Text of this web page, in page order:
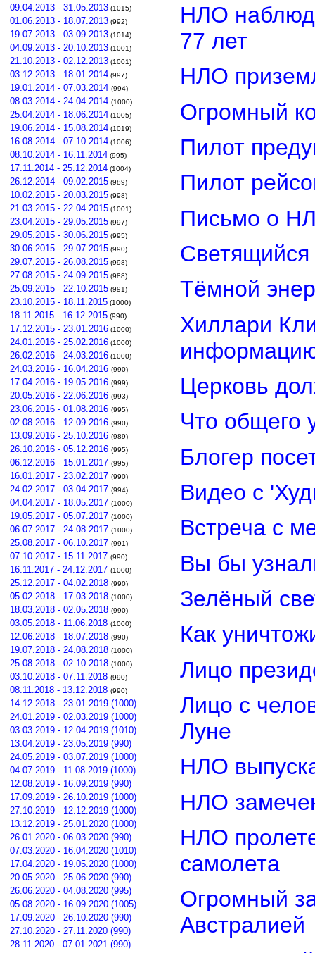
09.04.2013 - 31.05.2013 (1015)
01.06.2013 - 18.07.2013 (992)
19.07.2013 - 03.09.2013 (1014)
04.09.2013 - 20.10.2013 (1001)
21.10.2013 - 02.12.2013 (1001)
03.12.2013 - 18.01.2014 (997)
19.01.2014 - 07.03.2014 (994)
08.03.2014 - 24.04.2014 (1000)
25.04.2014 - 18.06.2014 (1005)
19.06.2014 - 15.08.2014 (1019)
16.08.2014 - 07.10.2014 (1006)
08.10.2014 - 16.11.2014 (995)
17.11.2014 - 25.12.2014 (1004)
26.12.2014 - 09.02.2015 (989)
10.02.2015 - 20.03.2015 (998)
21.03.2015 - 22.04.2015 (1001)
23.04.2015 - 29.05.2015 (997)
29.05.2015 - 30.06.2015 (995)
30.06.2015 - 29.07.2015 (990)
29.07.2015 - 26.08.2015 (998)
27.08.2015 - 24.09.2015 (988)
25.09.2015 - 22.10.2015 (991)
23.10.2015 - 18.11.2015 (1000)
18.11.2015 - 16.12.2015 (990)
17.12.2015 - 23.01.2016 (1000)
24.01.2016 - 25.02.2016 (1000)
26.02.2016 - 24.03.2016 (1000)
24.03.2016 - 16.04.2016 (990)
17.04.2016 - 19.05.2016 (999)
20.05.2016 - 22.06.2016 (993)
23.06.2016 - 01.08.2016 (995)
02.08.2016 - 12.09.2016 (990)
13.09.2016 - 25.10.2016 (989)
26.10.2016 - 05.12.2016 (995)
06.12.2016 - 15.01.2017 (995)
16.01.2017 - 23.02.2017 (990)
24.02.2017 - 03.04.2017 (994)
04.04.2017 - 18.05.2017 (1000)
19.05.2017 - 05.07.2017 (1000)
06.07.2017 - 24.08.2017 (1000)
25.08.2017 - 06.10.2017 (991)
07.10.2017 - 15.11.2017 (990)
16.11.2017 - 24.12.2017 (1000)
25.12.2017 - 04.02.2018 (990)
05.02.2018 - 17.03.2018 (1000)
18.03.2018 - 02.05.2018 (990)
03.05.2018 - 11.06.2018 (1000)
12.06.2018 - 18.07.2018 (990)
19.07.2018 - 24.08.2018 (1000)
25.08.2018 - 02.10.2018 (1000)
03.10.2018 - 07.11.2018 (990)
08.11.2018 - 13.12.2018 (990)
14.12.2018 - 23.01.2019 (1000)
24.01.2019 - 02.03.2019 (1000)
03.03.2019 - 12.04.2019 (1010)
13.04.2019 - 23.05.2019 (990)
24.05.2019 - 03.07.2019 (1000)
04.07.2019 - 11.08.2019 (1000)
12.08.2019 - 16.09.2019 (990)
17.09.2019 - 26.10.2019 (1000)
27.10.2019 - 12.12.2019 (1000)
13.12.2019 - 25.01.2020 (1000)
26.01.2020 - 06.03.2020 (990)
07.03.2020 - 16.04.2020 (1010)
17.04.2020 - 19.05.2020 (1000)
20.05.2020 - 25.06.2020 (990)
26.06.2020 - 04.08.2020 (995)
05.08.2020 - 16.09.2020 (1005)
17.09.2020 - 26.10.2020 (990)
27.10.2020 - 27.11.2020 (990)
28.11.2020 - 07.01.2021 (990)
НЛО
77 лет
НЛО
Огромный
Пилот
Пилот
Письмо о
Светящийся
Тёмной
Хиллари
Церковь
Что общего
Блогер
Видео с
Встреча с
Вы бы
Зелёный
Как
Лицо
Лицо с
Луне
НЛО
НЛО
НЛО
самолета
Огромный
Австралией